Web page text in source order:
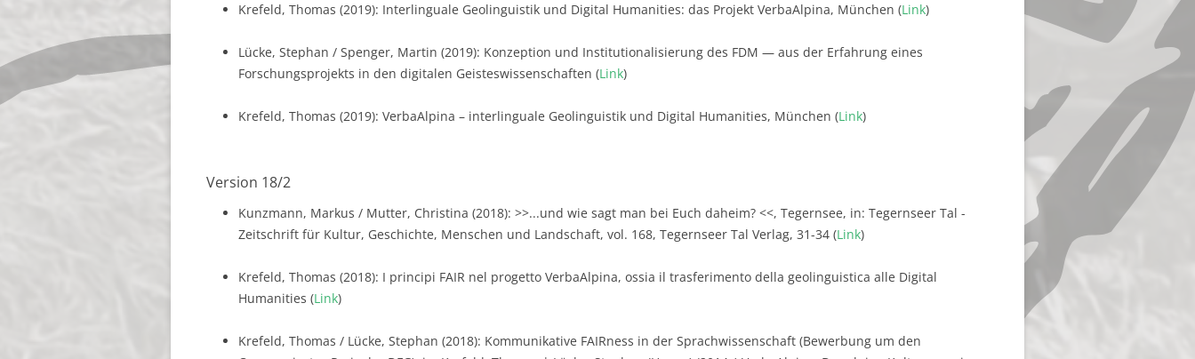
Krefeld, Thomas (2019): Interlinguale Geolinguistik und Digital Humanities: das Projekt VerbaAlpina, München (Link)
Lücke, Stephan / Spenger, Martin (2019): Konzeption und Institutionalisierung des FDM — aus der Erfahrung eines
Forschungsprojekts in den digitalen Geisteswissenschaften (Link)
Krefeld, Thomas (2019): VerbaAlpina – interlinguale Geolinguistik und Digital Humanities, München (Link)
Version 18/2
Kunzmann, Markus / Mutter, Christina (2018): >>...und wie sagt man bei Euch daheim? <<, Tegernsee, in: Tegernseer Tal -
Zeitschrift für Kultur, Geschichte, Menschen und Landschaft, vol. 168, Tegernseer Tal Verlag, 31-34 (Link)
Krefeld, Thomas (2018): I principi FAIR nel progetto VerbaAlpina, ossia il trasferimento della geolinguistica alle Digital
Humanities (Link)
Krefeld, Thomas / Lücke, Stephan (2018): Kommunikative FAIRness in der Sprachwissenschaft (Bewerbung um den